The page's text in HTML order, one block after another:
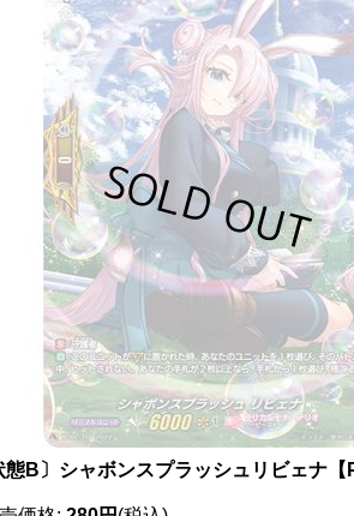
態B〕シャボンスプラッシュリビェナ